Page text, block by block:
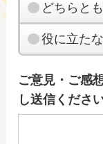
どちらと
役に立た
ご意見・ご感
し送信ください